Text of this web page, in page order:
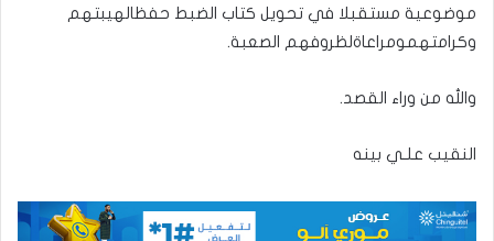
موضوعية مستقبلا في تحويل كتاب الضبط حفظالهيبتهم
وكرامتهمومراعاةلظروفهم الصعبة.
والله من وراء القصد.
النقيب علـي بينه